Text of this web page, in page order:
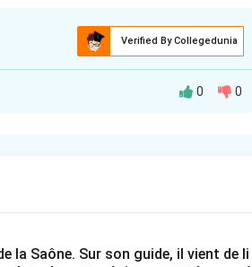
Verified By Collegedunia
(litter, energy wasting).
0 0
la Saône. Sur son guide, il vient de li